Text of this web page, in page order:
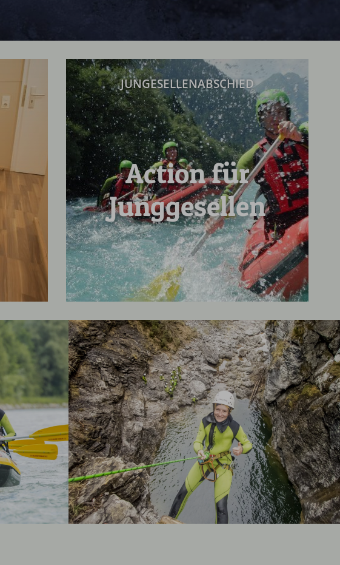
JUNGESELLENABSCHIED
Action für
Junggesellen